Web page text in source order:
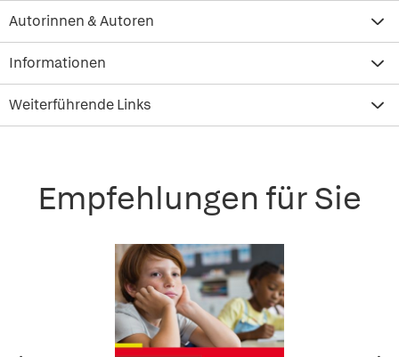
Autorinnen & Autoren
Informationen
Weiterführende Links
Empfehlungen für Sie